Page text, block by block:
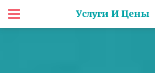
Услуги И Цены